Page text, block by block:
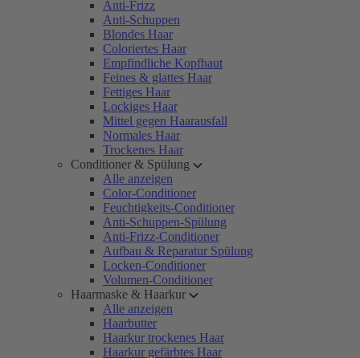
Anti-Frizz
Anti-Schuppen
Blondes Haar
Coloriertes Haar
Empfindliche Kopfhaut
Feines & glattes Haar
Fettiges Haar
Lockiges Haar
Mittel gegen Haarausfall
Normales Haar
Trockenes Haar
Conditioner & Spülung
Alle anzeigen
Color-Conditioner
Feuchtigkeits-Conditioner
Anti-Schuppen-Spülung
Anti-Frizz-Conditioner
Aufbau & Reparatur Spülung
Locken-Conditioner
Volumen-Conditioner
Haarmaske & Haarkur
Alle anzeigen
Haarbutter
Haarkur trockenes Haar
Haarkur gefärbtes Haar